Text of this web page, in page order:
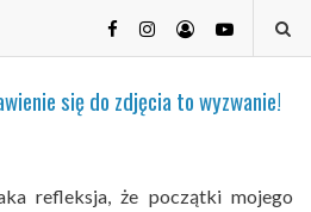
się do zdjęcia to wyzwanie!
refleksja, że początki mojego